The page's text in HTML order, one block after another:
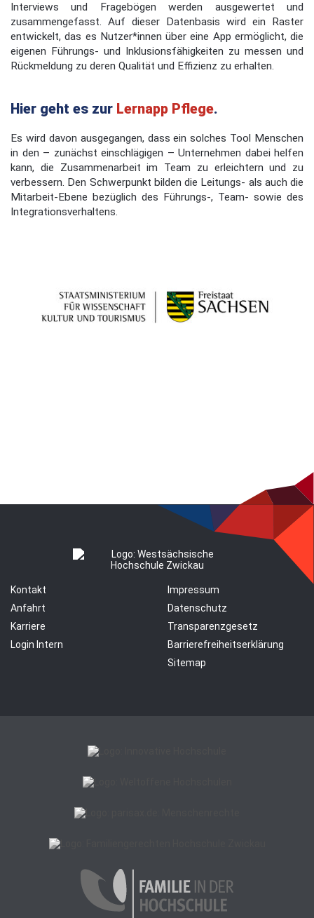
Interviews und Fragebögen werden ausgewertet und
zusammengefasst. Auf dieser Datenbasis wird ein Raster
entwickelt, das es Nutzer*innen über eine App ermöglicht, die
eigenen Führungs- und Inklusionsfähigkeiten zu messen und
Rückmeldung zu deren Qualität und Effizienz zu erhalten.
Hier geht es zur Lernapp Pflege.
Es wird davon ausgegangen, dass ein solches Tool Menschen
in den – zunächst einschlägigen – Unternehmen dabei helfen
kann, die Zusammenarbeit im Team zu erleichtern und zu
verbessern. Den Schwerpunkt bilden die Leitungs- als auch die
Mitarbeit-Ebene bezüglich des Führungs-, Team- sowie des
Integrationsverhaltens.
Kontakt
Anfahrt
Karriere
Login Intern
Impressum
Datenschutz
Transparenzgesetz
Barrierefreiheitserklärung
Sitemap